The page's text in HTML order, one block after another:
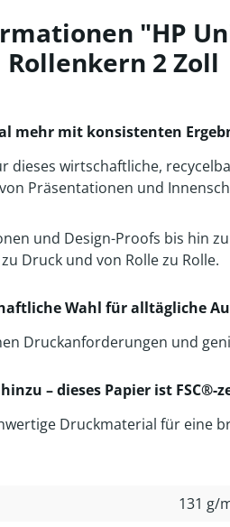
"HP
2
mehr mit konsistenten
dieses wirtschaftliche,
Präsentationen und
und Design-Proofs bis hin
Druck und von Rolle zu Rolle.
Wahl für alltägliche
Druckanforderungen und
– dieses Papier ist FSC®-
Druckmaterial für eine
131 g/